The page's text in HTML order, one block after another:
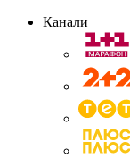
Канали